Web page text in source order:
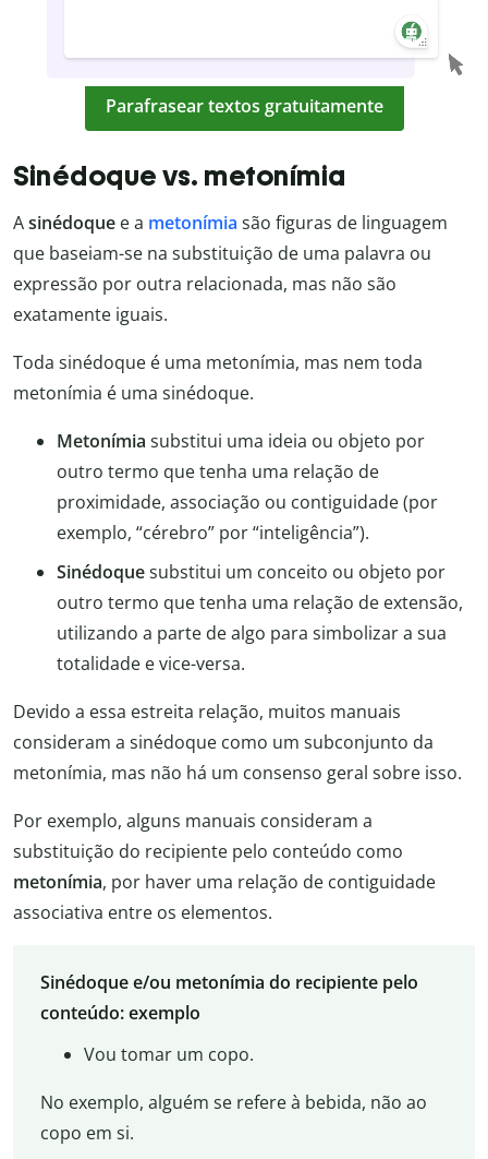
Parafrasear textos gratuitamente
Sinédoque vs. metonímia
Asinédoque e a metonímia são figuras de linguagem
que baseiam-se na substituição de uma palavra ou
expressão por outra relacionada, mas não são
exatamente iguais.
Toda sinédoque é uma metonímia, mas nem toda
metonímia é uma sinédoque.
Metonímia substitui uma ideia ou objeto por
outro termo que tenha uma relação de
proximidade, associação ou contiguidade (por
exemplo, “cérebro” por “inteligência”).
Sinédoquesubstitui um conceito ou objeto por
outro termo que tenha uma relação de extensão,
utilizando a parte de algo para simbolizar a sua
totalidade e vice-versa.
Devido a essa estreita relação, muitos manuais
consideram a sinédoque como um subconjunto da
metonímia, mas não há um consenso geral sobre isso.
Por exemplo, alguns manuais consideram a
substituição do recipiente pelo conteúdo como
metonímia, por haver uma relação de contiguidade
associativa entre os elementos.
Sinédoque e/ou metonímia do recipiente pelo
conteúdo: exemplo
Vou tomar um copo.
No exemplo, alguém se refere à bebida, não ao
copo em si.